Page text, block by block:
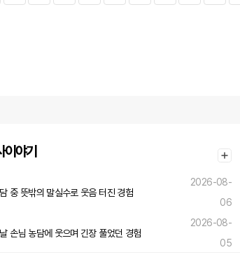
야기
중 뜻밖의 말실수로 웃음 터진 경험
2026-08-
06
손님 농담에 웃으며 긴장 풀었던 경험
2026-08-
05